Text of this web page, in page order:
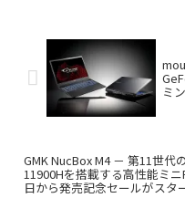
ミ
GMK NucBox M4 － 第11世代
11900Hを搭載する高性能ミニ
日から発売記念セールがスタ